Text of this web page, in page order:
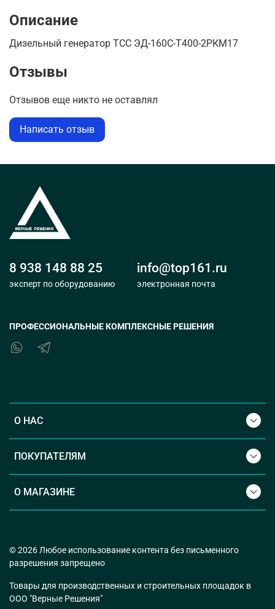
Описание
Дизельный генератор ТСС ЭД-160С-Т400-2РКМ17
Отзывы
Отзывов еще никто не оставлял
Написать отзыв
О НАС
ПОКУПАТЕЛЯМ
О МАГАЗИНЕ
8 938 148 88 25
эксперт по оборудованию
info@top161.ru
электронная почта
ПРОФЕССИОНАЛЬНЫЕ КОМПЛЕКСНЫЕ РЕШЕНИЯ
© 2026 Любое использование контента без письменного
разрешения запрещено
Товары для производственных и строительных площадок в
ООО "Верные Решения"